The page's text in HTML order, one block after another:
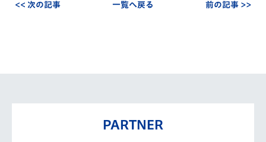
<< 次の記事 一覧へ戻る 前の記事 >>
PARTNER